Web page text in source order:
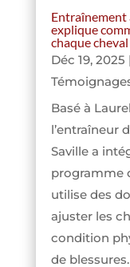
Entraînement
explique
chaque cheval
Déc 19, 2025 |
Basé à
l’entraîneur
Saville a
programme
utilise des
ajuster les
condition
de